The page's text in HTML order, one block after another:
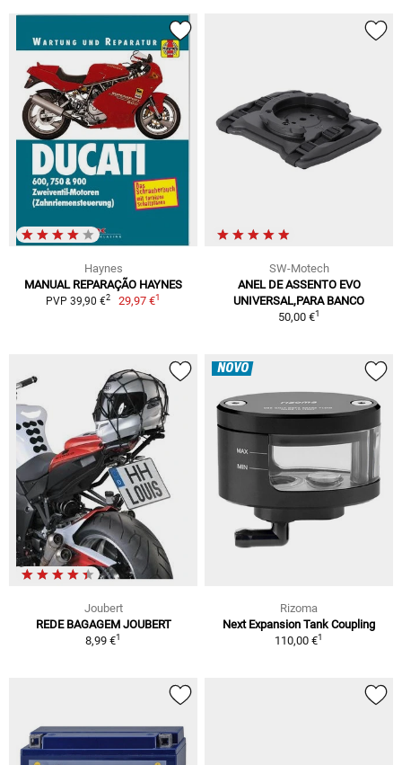
Haynes
MANUAL REPARAÇÃO HAYNES
PVP 39,90 €2 29,97 €1
SW-Motech
ANEL DE ASSENTO EVO
UNIVERSAL,PARA BANCO
50,00 €1
Joubert
REDE BAGAGEM JOUBERT
8,99 €1
NOVO
Rizoma
Next Expansion Tank Coupling
110,00 €1